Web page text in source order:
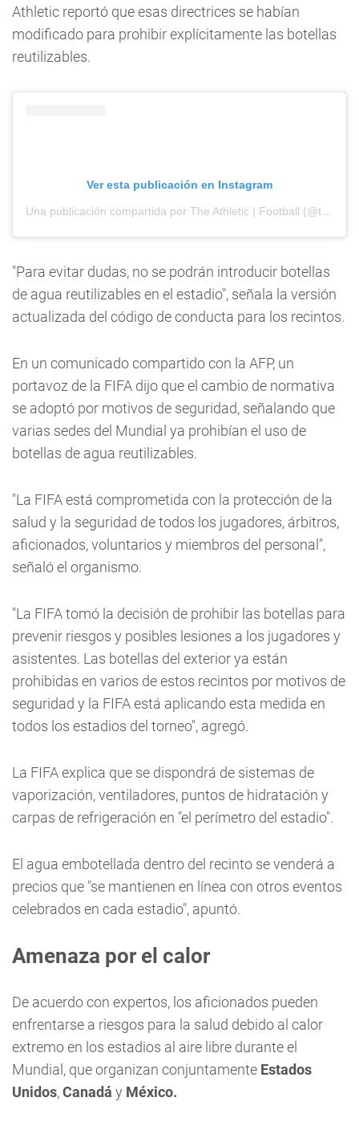
Athletic reportó que esas directrices se habían
modificado para prohibir explícitamente las botellas
reutilizables.
Ver esta publicación en Instagram
"Para evitar dudas, no se podrán introducir botellas
de agua reutilizables en el estadio", señala la versión
actualizada del código de conducta para los recintos.
En un comunicado compartido con la AFP, un
portavoz de la FIFA dijo que el cambio de normativa
se adoptó por motivos de seguridad, señalando que
varias sedes del Mundial ya prohibían el uso de
botellas de agua reutilizables.
"La FIFA está comprometida con la protección de la
salud y la seguridad de todos los jugadores, árbitros,
aficionados, voluntarios y miembros del personal",
señaló el organismo.
"La FIFA tomó la decisión de prohibir las botellas para
prevenir riesgos y posibles lesiones a los jugadores y
asistentes. Las botellas del exterior ya están
prohibidas en varios de estos recintos por motivos de
seguridad y la FIFA está aplicando esta medida en
todos los estadios del torneo", agregó.
La FIFA explica que se dispondrá de sistemas de
vaporización, ventiladores, puntos de hidratación y
carpas de refrigeración en "el perímetro del estadio".
El agua embotellada dentro del recinto se venderá a
precios que "se mantienen en línea con otros eventos
celebrados en cada estadio", apuntó.
Amenaza por el calor
De acuerdo con expertos, los aficionados pueden
enfrentarse a riesgos para la salud debido al calor
extremo en los estadios al aire libre durante el
Mundial, que organizan conjuntamente Estados
Unidos,Canadá y México.